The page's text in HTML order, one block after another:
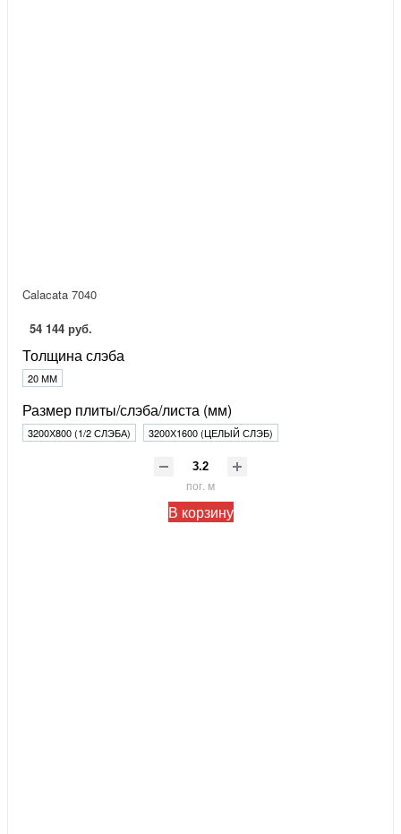
Calacata 7040
54 144 руб.
Толщина слэба
20 ММ
Размер плиты/слэба/листа (мм)
3200Х800 (1/2 СЛЭБА) 3200Х1600 (ЦЕЛЫЙ СЛЭБ)
пог. м
В корзину